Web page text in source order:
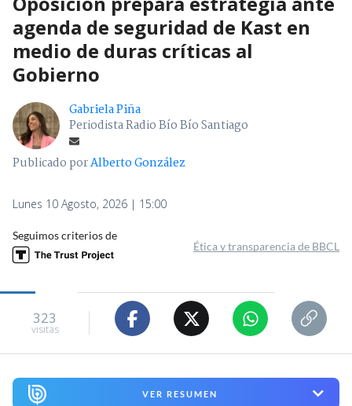
agenda de seguridad de Kast en
medio de duras críticas al
Gobierno
Gabriela Piña
Periodista Radio Bío Bío Santiago
Publicado porAlberto González
Lunes 10 Agosto, 2026 | 15:00
Seguimos criterios de
Ética y transparencia de BBCL
323
visitas
VER RESUMEN